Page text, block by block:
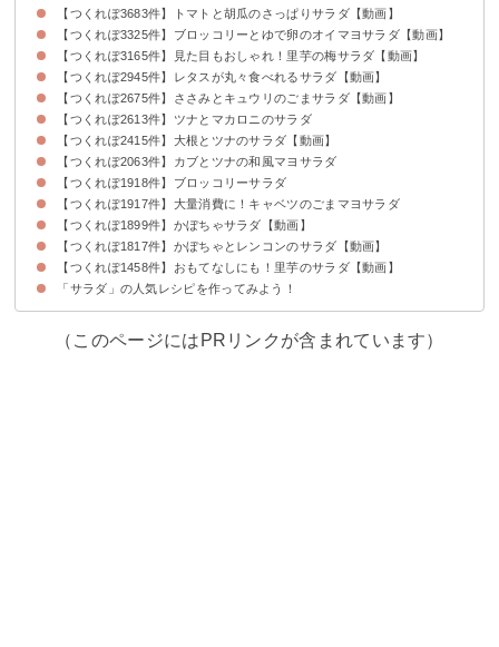
【つくれぽ3683件】トマトと胡瓜のさっぱりサラダ【動画】
【つくれぽ3325件】ブロッコリーとゆで卵のオイマヨサラダ【動画】
【つくれぽ3165件】見た目もおしゃれ！里芋の梅サラダ【動画】
【つくれぽ2945件】レタスが丸々食べれるサラダ【動画】
【つくれぽ2675件】ささみとキュウリのごまサラダ【動画】
【つくれぽ2613件】ツナとマカロニのサラダ
【つくれぽ2415件】大根とツナのサラダ【動画】
【つくれぽ2063件】カブとツナの和風マヨサラダ
【つくれぽ1918件】ブロッコリーサラダ
【つくれぽ1917件】大量消費に！キャベツのごまマヨサラダ
【つくれぽ1899件】かぼちゃサラダ【動画】
【つくれぽ1817件】かぼちゃとレンコンのサラダ【動画】
【つくれぽ1458件】おもてなしにも！里芋のサラダ【動画】
「サラダ」の人気レシピを作ってみよう！
（このページにはPRリンクが含まれています）